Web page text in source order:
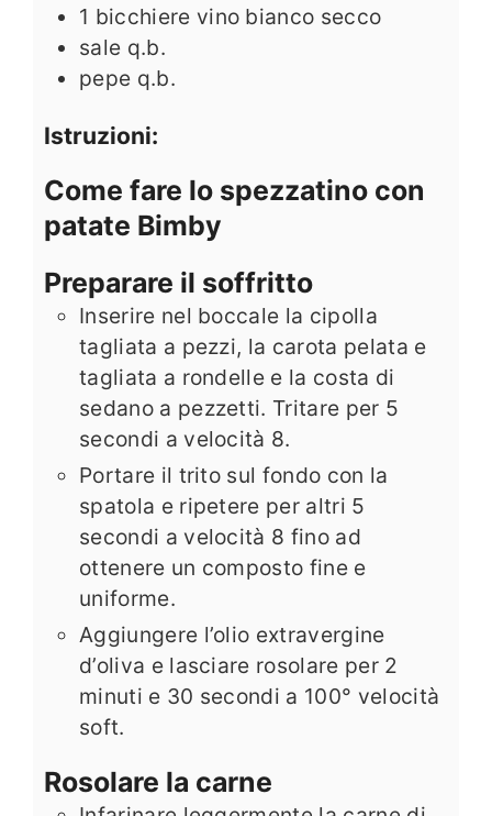
1 bicchiere vino bianco secco
sale q.b.
pepe q.b.
Istruzioni:
Come fare lo spezzatino con
patate Bimby
Preparare il soffritto
Inserire nel boccale la cipolla
tagliata a pezzi, la carota pelata e
tagliata a rondelle e la costa di
sedano a pezzetti. Tritare per 5
secondi a velocità 8.
Portare il trito sul fondo con la
spatola e ripetere per altri 5
secondi a velocità 8 fino ad
ottenere un composto fine e
uniforme.
Aggiungere l’olio extravergine
d’oliva e lasciare rosolare per 2
minuti e 30 secondi a 100° velocità
soft.
Rosolare la carne